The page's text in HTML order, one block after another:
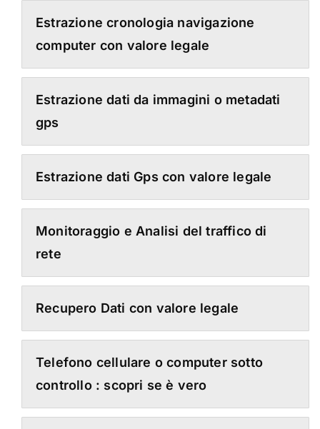
Estrazione cronologia navigazione
computer con valore legale
Estrazione dati da immagini o metadati
gps
Estrazione dati Gps con valore legale
Monitoraggio e Analisi del traffico di
rete
Recupero Dati con valore legale
Telefono cellulare o computer sotto
controllo : scopri se è vero